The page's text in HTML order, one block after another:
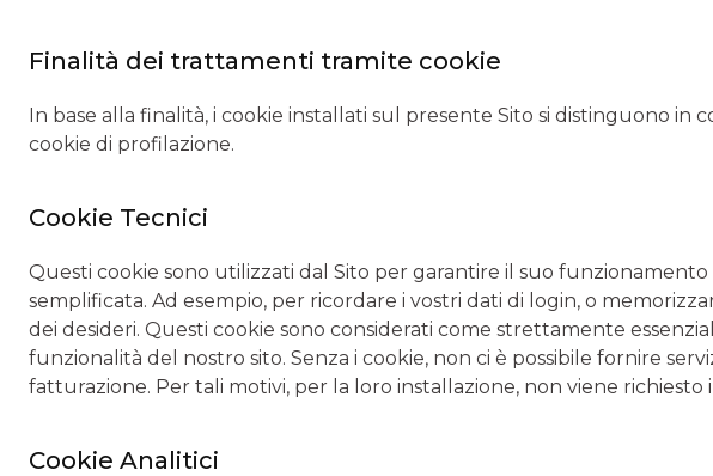
Finalità dei trattamenti tramite cookie
In base alla finalità, i cookie installati sul presente Sito si distinguono in
cookie di profilazione.
Cookie Tecnici
Questi cookie sono utilizzati dal Sito per garantire il suo
semplificata. Ad esempio, per ricordare i vostri dati di login, o
dei desideri. Questi cookie sono considerati come strettamente
funzionalità del nostro sito. Senza i cookie, non ci è possibile fornire
fatturazione. Per tali motivi, per la loro installazione, non viene
Cookie Analitici